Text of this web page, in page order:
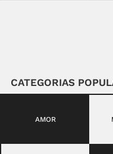
CATEGORIAS
AMOR